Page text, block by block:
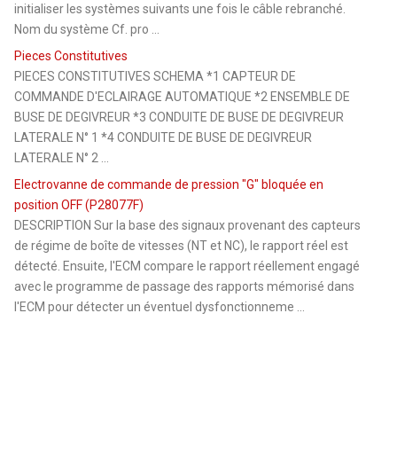
initialiser les systèmes suivants une fois le câble rebranché.
Nom du système Cf. pro ...
Pieces Constitutives
PIECES CONSTITUTIVES SCHEMA *1 CAPTEUR DE
COMMANDE D'ECLAIRAGE AUTOMATIQUE *2 ENSEMBLE DE
BUSE DE DEGIVREUR *3 CONDUITE DE BUSE DE DEGIVREUR
LATERALE N° 1 *4 CONDUITE DE BUSE DE DEGIVREUR
LATERALE N° 2 ...
Electrovanne de commande de pression "G" bloquée en
position OFF (P28077F)
DESCRIPTION Sur la base des signaux provenant des capteurs
de régime de boîte de vitesses (NT et NC), le rapport réel est
détecté. Ensuite, l'ECM compare le rapport réellement engagé
avec le programme de passage des rapports mémorisé dans
l'ECM pour détecter un éventuel dysfonctionneme ...